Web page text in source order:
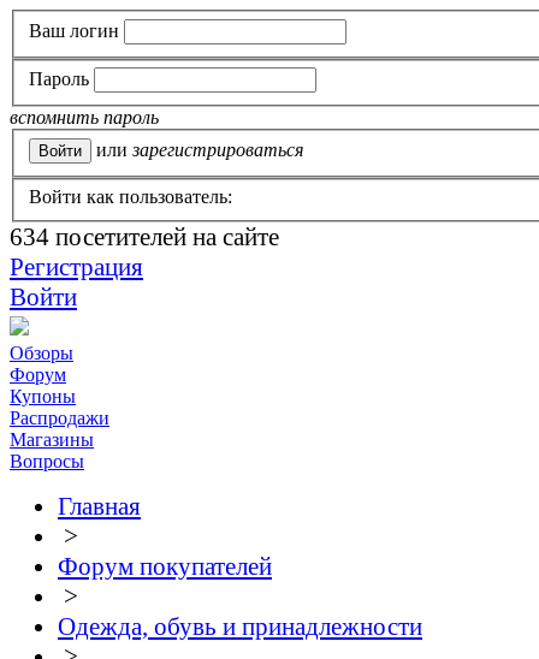
Ваш логин
Пароль
вспомнить пароль
или зарегистрироваться
Войти как пользователь:
634 посетителей на сайте
Регистрация
Войти
Обзоры
Форум
Купоны
Распродажи
Магазины
Вопросы
Главная
>
Форум покупателей
>
Одежда, обувь и принадлежности